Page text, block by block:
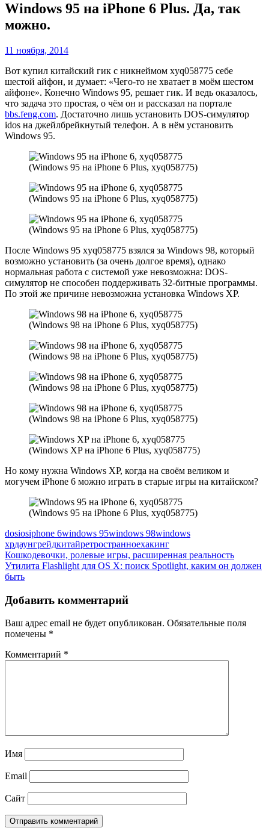
Windows 95 на iPhone 6 Plus. Да, так
можно.
11 ноября, 2014
Вот купил китайский гик с никнеймом xyq058775 себе
шестой айфон, и думает: «Чего-то не хватает в моём шестом
айфоне». Конечно Windows 95, решает гик. И ведь оказалось,
что задача это простая, о чём он и рассказал на портале
bbs.feng.com. Достаточно лишь установить DOS-симулятор
idos на джейлбрейкнутый телефон. А в нём установить
Windows 95.
(Windows 95 на iPhone 6 Plus, xyq058775)
(Windows 95 на iPhone 6 Plus, xyq058775)
(Windows 95 на iPhone 6 Plus, xyq058775)
После Windows 95 xyq058775 взялся за Windows 98, который
возможно установить (за очень долгое время), однако
нормальная работа с системой уже невозможна: DOS-
симулятор не способен поддерживать 32-битные программы.
По этой же причине невозможна установка Windows XP.
(Windows 98 на iPhone 6 Plus, xyq058775)
(Windows 98 на iPhone 6 Plus, xyq058775)
(Windows 98 на iPhone 6 Plus, xyq058775)
(Windows 98 на iPhone 6 Plus, xyq058775)
(Windows XP на iPhone 6 Plus, xyq058775)
Но кому нужна Windows XP, когда на своём великом и
могучем iPhone 6 можно играть в старые игры на китайском?
(Windows 95 на iPhone 6 Plus, xyq058775)
dosiosiphone 6windows 95windows 98windows
xpдаунгрейдкитайретространноехакинг
Навигация
по
Кошкодевочки, ролевые игры, расширенная реальность
Утилита Flashlight для OS X: поиск Spotlight, каким он должен
быть
Добавить комментарий
Ваш адрес email не будет опубликован. Обязательные поля
помечены *
Комментарий *
Имя
Email
Сайт